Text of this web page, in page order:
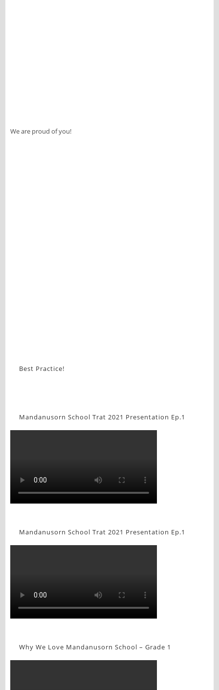
We are proud of you!
Best Practice!
Mandanusorn School Trat 2021 Presentation Ep.1
Mandanusorn School Trat 2021 Presentation Ep.1
Why We Love Mandanusorn School – Grade 1